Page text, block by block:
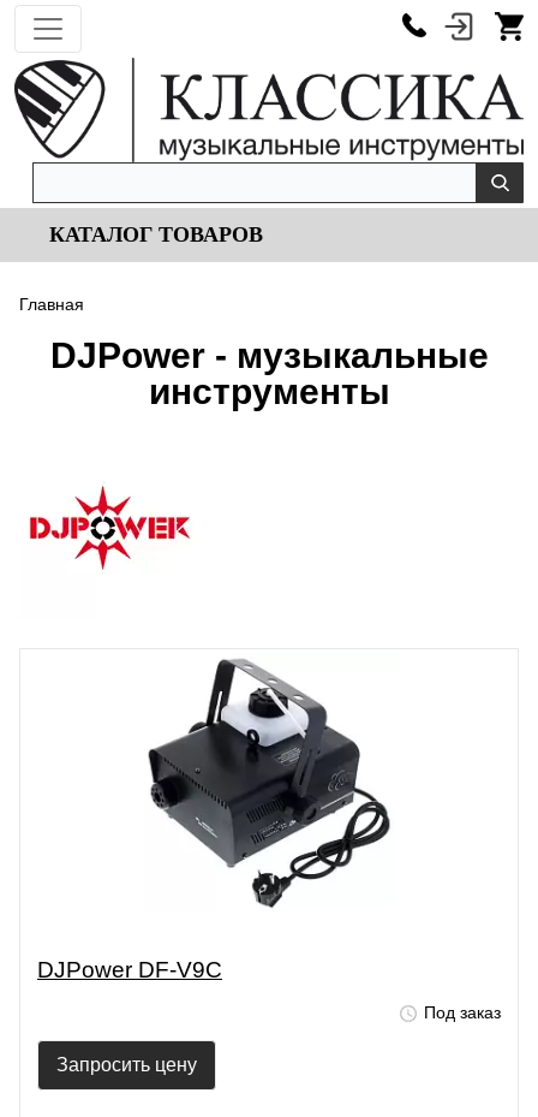
КАТАЛОГ ТОВАРОВ
Главная
DJPower - музыкальные
инструменты
DJPower DF-V9C
Под заказ
Запросить цену